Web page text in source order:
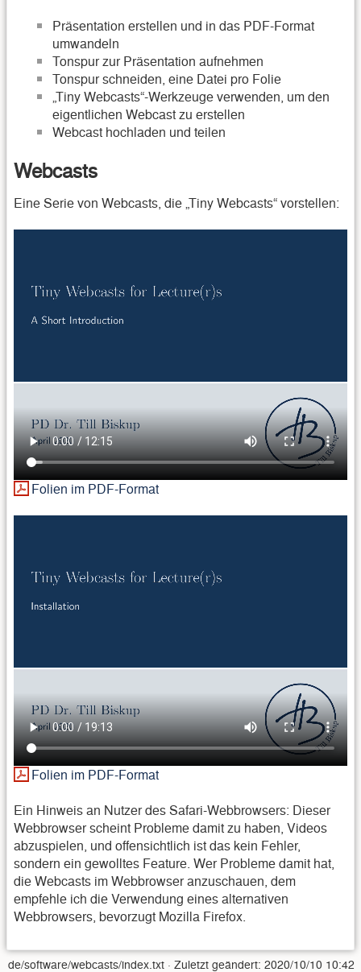
Präsentation erstellen und in das PDF-Format
umwandeln
Tonspur zur Präsentation aufnehmen
Tonspur schneiden, eine Datei pro Folie
„Tiny Webcasts“-Werkzeuge verwenden, um den
eigentlichen Webcast zu erstellen
Webcast hochladen und teilen
Webcasts
Eine Serie von Webcasts, die „Tiny Webcasts“ vorstellen:
Folien im PDF-Format
Folien im PDF-Format
Ein Hinweis an Nutzer des Safari-Webbrowsers: Dieser
Webbrowser scheint Probleme damit zu haben, Videos
abzuspielen, und offensichtlich ist das kein Fehler,
sondern ein gewolltes Feature. Wer Probleme damit hat,
die Webcasts im Webbrowser anzuschauen, dem
empfehle ich die Verwendung eines alternativen
Webbrowsers, bevorzugt Mozilla Firefox.
de/software/webcasts/index.txt · Zuletzt geändert: 2020/10/10 10:42